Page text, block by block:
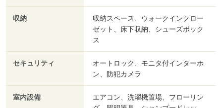
収納
収納スペース、ウォークインクロー
ゼット、床下収納、シューズボック
ス
セキュリティ
オートロック、モニタ付インターホ
ン、防犯カメラ
室内設備
エアコン、洗濯機置場、フローリン